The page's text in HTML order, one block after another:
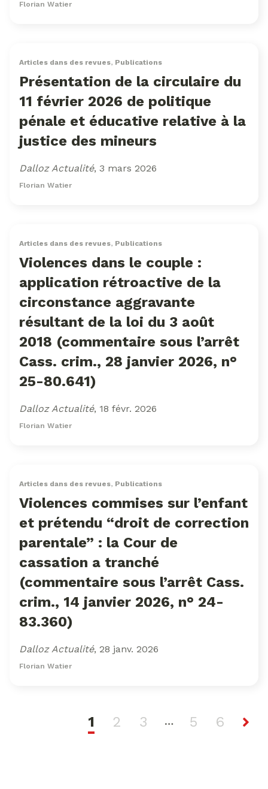
Florian Watier
Articles dans des revues, Publications
Présentation de la circulaire du
11 février 2026 de politique
pénale et éducative relative à la
justice des mineurs
Dalloz Actualité, 3 mars 2026
Florian Watier
Articles dans des revues, Publications
Violences dans le couple :
application rétroactive de la
circonstance aggravante
résultant de la loi du 3 août
2018 (commentaire sous l’arrêt
Cass. crim., 28 janvier 2026, n°
25-80.641)
Dalloz Actualité, 18 févr. 2026
Florian Watier
Articles dans des revues, Publications
Violences commises sur l’enfant
et prétendu “droit de correction
parentale” : la Cour de
cassation a tranché
(commentaire sous l’arrêt Cass.
crim., 14 janvier 2026, n° 24-
83.360)
Dalloz Actualité, 28 janv. 2026
Florian Watier
1 2 3 … 5 6